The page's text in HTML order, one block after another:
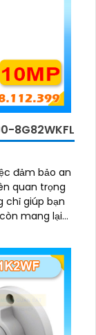
8G82WKFL
đảm bảo an
quan trọng
mang lại